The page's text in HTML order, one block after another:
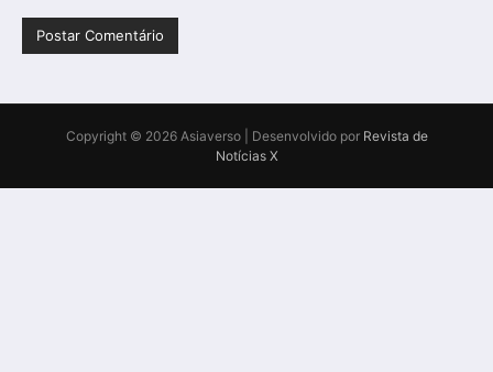
Copyright © 2026 Asiaverso | Desenvolvido por Revista de
Notícias X